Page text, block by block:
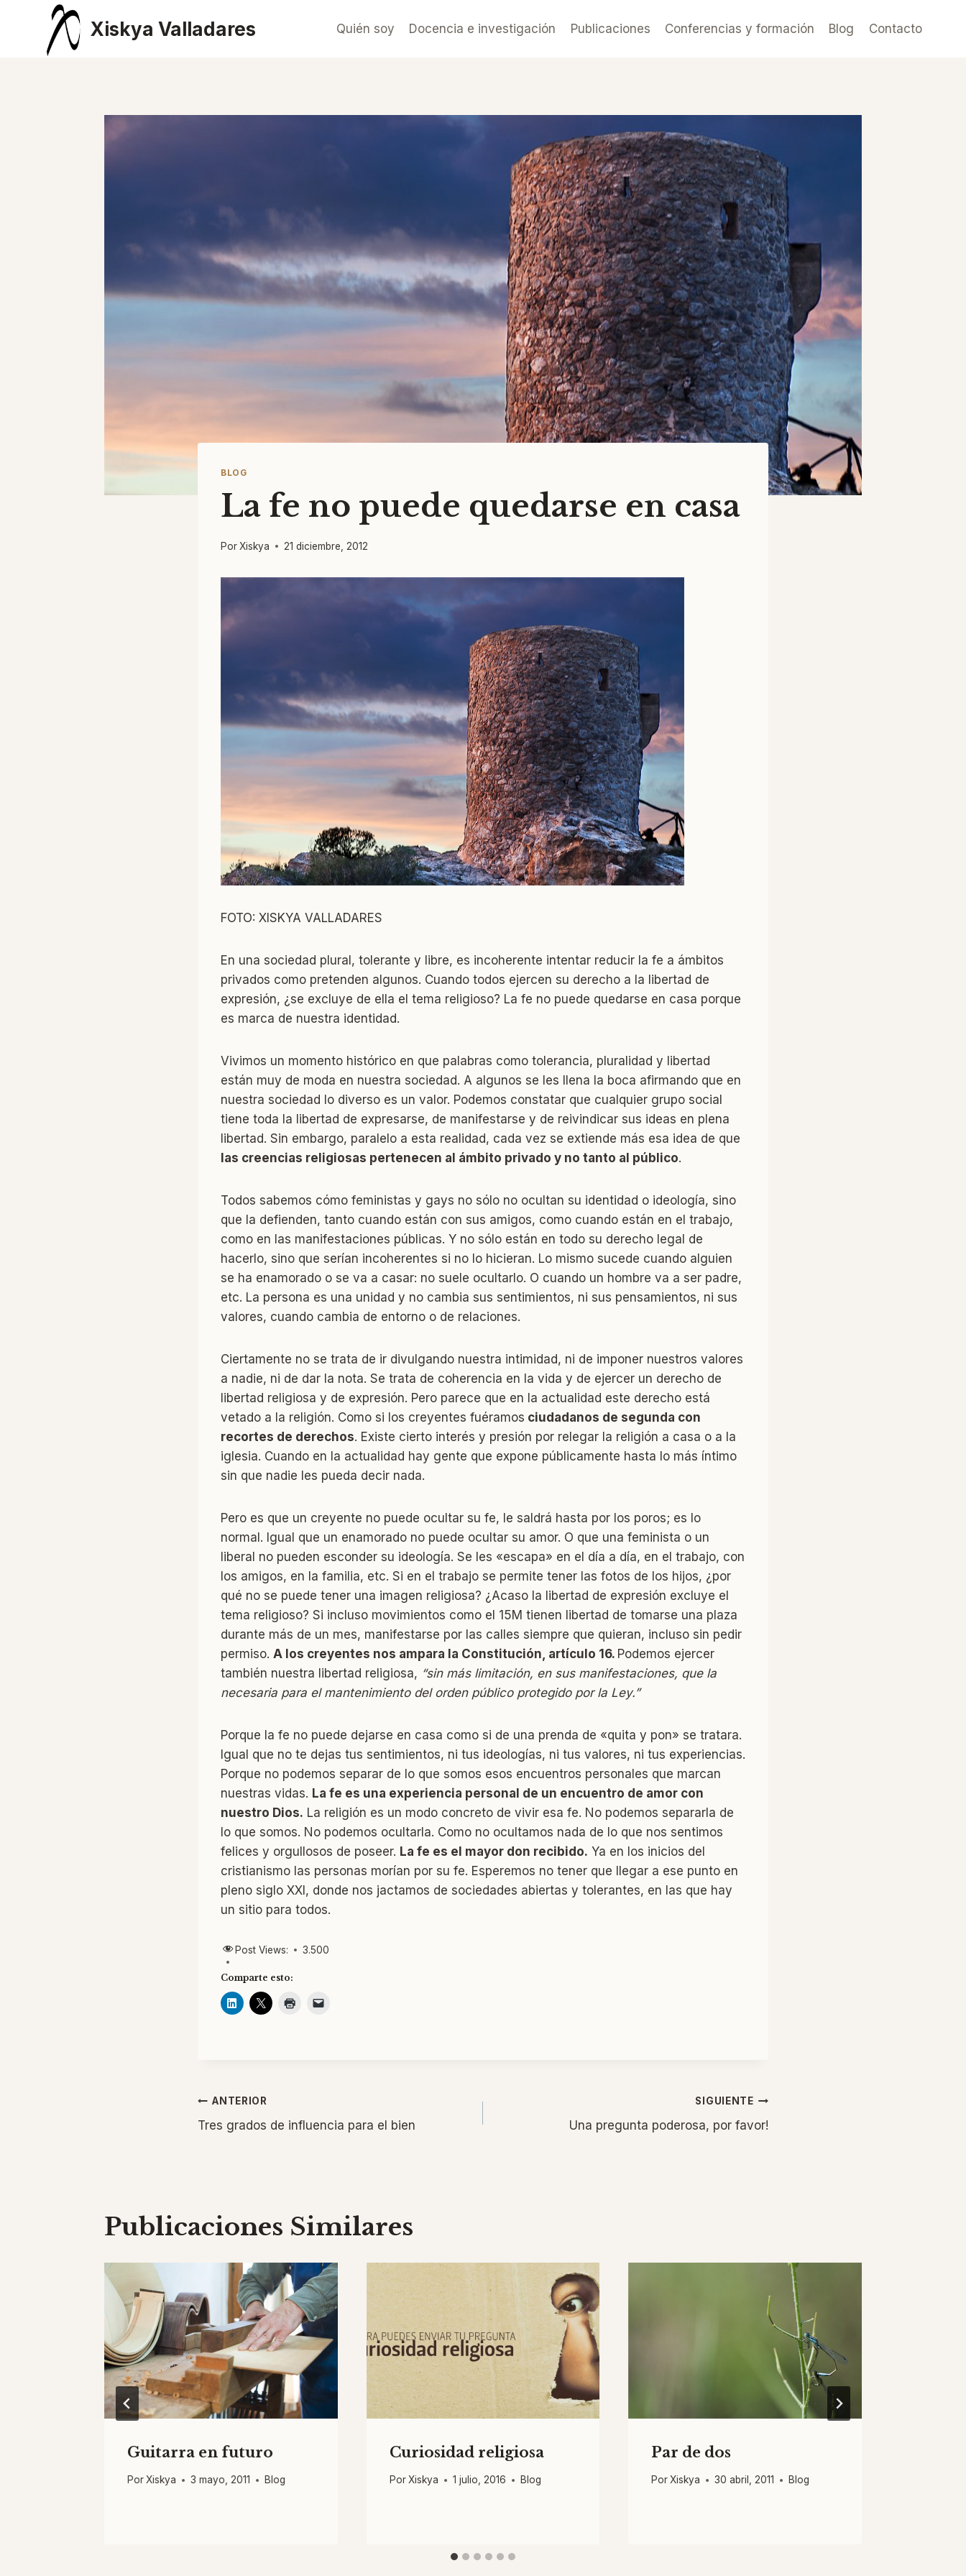
contenido
Xiskya Valladares Quién soy Docencia e investigación Publicaciones Conferencias y formación Blog Contacto
BLOG
La fe no puede quedarse en casa
PorXiskya 21 diciembre, 2012
FOTO: XISKYA VALLADARES
En una sociedad plural, tolerante y libre, es incoherente intentar reducir la fe a ámbitos
privados como pretenden algunos. Cuando todos ejercen su derecho a la libertad de
expresión, ¿se excluye de ella el tema religioso? La fe no puede quedarse en casa porque
es marca de nuestra identidad.
Vivimos un momento histórico en que palabras como tolerancia, pluralidad y libertad
están muy de moda en nuestra sociedad. A algunos se les llena la boca afirmando que en
nuestra sociedad lo diverso es un valor. Podemos constatar que cualquier grupo social
tiene toda la libertad de expresarse, de manifestarse y de reivindicar sus ideas en plena
libertad. Sin embargo, paralelo a esta realidad, cada vez se extiende más esa idea de que
las creencias religiosas pertenecen al ámbito privado y no tanto al público.
Todos sabemos cómo feministas y gays no sólo no ocultan su identidad o ideología, sino
que la defienden, tanto cuando están con sus amigos, como cuando están en el trabajo,
como en las manifestaciones públicas. Y no sólo están en todo su derecho legal de
hacerlo, sino que serían incoherentes si no lo hicieran. Lo mismo sucede cuando alguien
se ha enamorado o se va a casar: no suele ocultarlo. O cuando un hombre va a ser padre,
etc. La persona es una unidad y no cambia sus sentimientos, ni sus pensamientos, ni sus
valores, cuando cambia de entorno o de relaciones.
Ciertamente no se trata de ir divulgando nuestra intimidad, ni de imponer nuestros valores
a nadie, ni de dar la nota. Se trata de coherencia en la vida y de ejercer un derecho de
libertad religiosa y de expresión. Pero parece que en la actualidad este derecho está
vetado a la religión. Como si los creyentes fuéramos ciudadanos de segunda con
recortes de derechos. Existe cierto interés y presión por relegar la religión a casa o a la
iglesia. Cuando en la actualidad hay gente que expone públicamente hasta lo más íntimo
sin que nadie les pueda decir nada.
Pero es que un creyente no puede ocultar su fe, le saldrá hasta por los poros; es lo
normal. Igual que un enamorado no puede ocultar su amor. O que una feminista o un
liberal no pueden esconder su ideología. Se les «escapa» en el día a día, en el trabajo, con
los amigos, en la familia, etc. Si en el trabajo se permite tener las fotos de los hijos, ¿por
qué no se puede tener una imagen religiosa? ¿Acaso la libertad de expresión excluye el
tema religioso? Si incluso movimientos como el 15M tienen libertad de tomarse una plaza
durante más de un mes, manifestarse por las calles siempre que quieran, incluso sin pedir
permiso. A los creyentes nos ampara la Constitución, artículo 16. Podemos ejercer
también nuestra libertad religiosa, “sin más limitación, en sus manifestaciones, que la
necesaria para el mantenimiento del orden público protegido por la Ley.”
Porque la fe no puede dejarse en casa como si de una prenda de «quita y pon» se tratara.
Igual que no te dejas tus sentimientos, ni tus ideologías, ni tus valores, ni tus experiencias.
Porque no podemos separar de lo que somos esos encuentros personales que marcan
nuestras vidas. La fe es una experiencia personal de un encuentro de amor con
nuestro Dios. La religión es un modo concreto de vivir esa fe. No podemos separarla de
lo que somos. No podemos ocultarla. Como no ocultamos nada de lo que nos sentimos
felices y orgullosos de poseer. La fe es el mayor don recibido. Ya en los inicios del
cristianismo las personas morían por su fe. Esperemos no tener que llegar a ese punto en
pleno siglo XXI, donde nos jactamos de sociedades abiertas y tolerantes, en las que hay
un sitio para todos.
Post Views: 3.500
Comparte esto:
Navegación
ANTERIOR
Tres grados de influencia para el bien
SIGUIENTE
Una pregunta poderosa, por favor!
Publicaciones Similares
Guitarra en futuro
PorXiskya 3 mayo, 2011 Blog
Curiosidad religiosa
Por Xiskya 1 julio, 2016 Blog
Par de dos
Por Xiskya 30 abril, 2011 Blog